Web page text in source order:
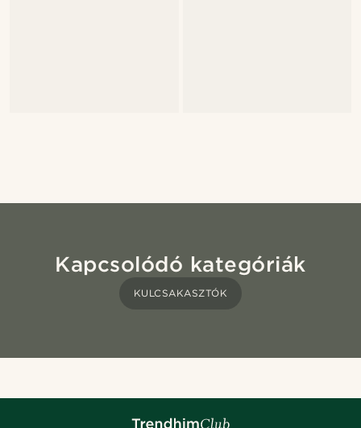
Kapcsolódó kategóriák
KULCSAKASZTÓK